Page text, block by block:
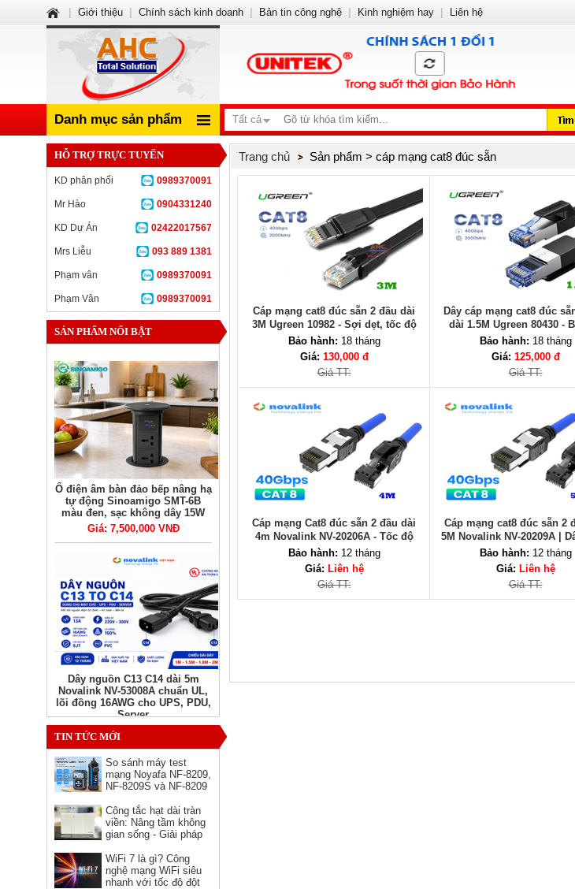
Danh mục sản phẩm Tất cả
HỖ TRỢ TRỰC TUYẾN
0989370091
KD phân phối
0904331240
Mr Hào
02422017567
KD Dự Án
093 889 1381
Mrs Liễu
0989370091
Phạm vân
0989370091
Phạm Vân
SẢN PHẨM NỔI BẬT
Ổ điện âm bàn đảo bếp nâng hạ
tự động Sinoamigo SMT-6B
màu đen, sạc không dây 15W
Giá: 7,500,000 VNĐ
Dây nguồn C13 C14 dài 5m
Novalink NV-53008A chuẩn UL,
lõi đồng 16AWG cho UPS, PDU,
Server
Giá: Liên hệ
Ổ cắm HDMI âm tường hình
TIN TỨC MỚI
So sánh máy test
mạng Noyafa NF-8209,
NF-8209S và NF-8209
bản nào?
Công tắc hạt dài tràn
viền: Nâng tầm không
gian sống - Giải pháp
hiện đại
WiFi 7 là gì? Công
nghệ mạng WiFi siêu
nhanh với tốc độ đột
Trang chủ Sản phẩm > cáp mạng cat8 đúc sẵn
Cáp mạng cat8 đúc sẵn 2 đầu dài
3M Ugreen 10982 - Sợi dẹt, tốc độ
40Gbps
Bảo hành: 18 tháng
Giá: 130,000 đ
Giá TT:
Dây cáp mạng cat8 đúc
dài 1.5M Ugreen 80430 -
chống nhiễu, tốc độ
Bảo hành: 18 tháng
Giá: 125,000 đ
Giá TT:
Cáp mạng Cat8 đúc sẵn 2 đầu dài
4m Novalink NV-20206A - Tốc độ
40Gbps, băng thông 2000Mhz
Bảo hành: 12 tháng
Giá: Liên hệ
Giá TT:
Cáp mạng cat8 đúc sẵn 2
5M Novalink NV-20209A |
mạng cat8 dà 5M
Bảo hành: 12 tháng
Giá: Liên hệ
Giá TT:
Giới thiệu Chính sách kinh doanh Bản tin công nghệ Kinh nghiệm hay Liên hệ